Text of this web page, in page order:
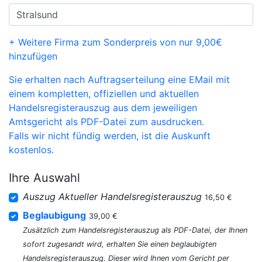
+ Weitere Firma zum Sonderpreis von nur 9,00€
hinzufügen
Sie erhalten nach Auftragserteilung eine EMail mit
einem kompletten, offiziellen und aktuellen
Handelsregisterauszug aus dem jeweiligen
Amtsgericht als PDF-Datei zum ausdrucken.
Falls wir nicht fündig werden, ist die Auskunft
kostenlos.
Ihre Auswahl
Auszug Aktueller Handelsregisterauszug 16,50 €
Beglaubigung 39,00 €
Zusätzlich zum Handelsregisterauszug als PDF-Datei, der Ihnen
sofort zugesandt wird, erhalten Sie einen beglaubigten
Handelsregisterauszug. Dieser wird Ihnen vom Gericht per